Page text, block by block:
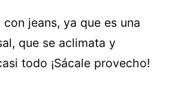
jeans, ya que es una
que se aclimata y
todo ¡Sácale provecho!